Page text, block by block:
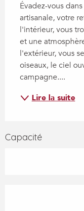
Évadez-vous
artisanale, votre
l'intérieur, vous
et une
l'extérieur, vous
oiseaux, le ciel
campagne....
Lire la suite
Capacité